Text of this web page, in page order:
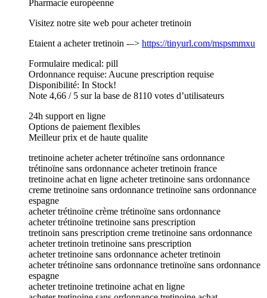
Pharmacie européenne
Visitez notre site web pour acheter tretinoin
Etaient a acheter tretinoin -–> https://tinyurl.com/mspsmmxu
Formulaire medical: pill
Ordonnance requise: Aucune prescription requise
Disponibilité: In Stock!
Note 4,66 / 5 sur la base de 8110 votes d’utilisateurs
24h support en ligne
Options de paiement flexibles
Meilleur prix et de haute qualite
tretinoine acheter acheter trétinoïne sans ordonnance
trétinoïne sans ordonnance acheter tretinoin france
tretinoine achat en ligne acheter tretinoine sans ordonnance
creme tretinoine sans ordonnance tretinoïne sans ordonnance
espagne
acheter trétinoïne crème trétinoïne sans ordonnance
acheter trétinoïne tretinoine sans prescription
tretinoin sans prescription creme tretinoine sans ordonnance
acheter tretinoin tretinoine sans prescription
acheter tretinoine sans ordonnance acheter tretinoin
acheter trétinoïne sans ordonnance tretinoïne sans ordonnance
espagne
acheter tretinoine tretinoine achat en ligne